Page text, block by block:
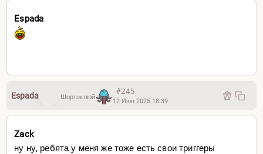
Espada
Espada Шортоклюй
#245
12 Июн 2025 18:39
Zack
ну ну, ребята у меня же тоже есть свои триггеры